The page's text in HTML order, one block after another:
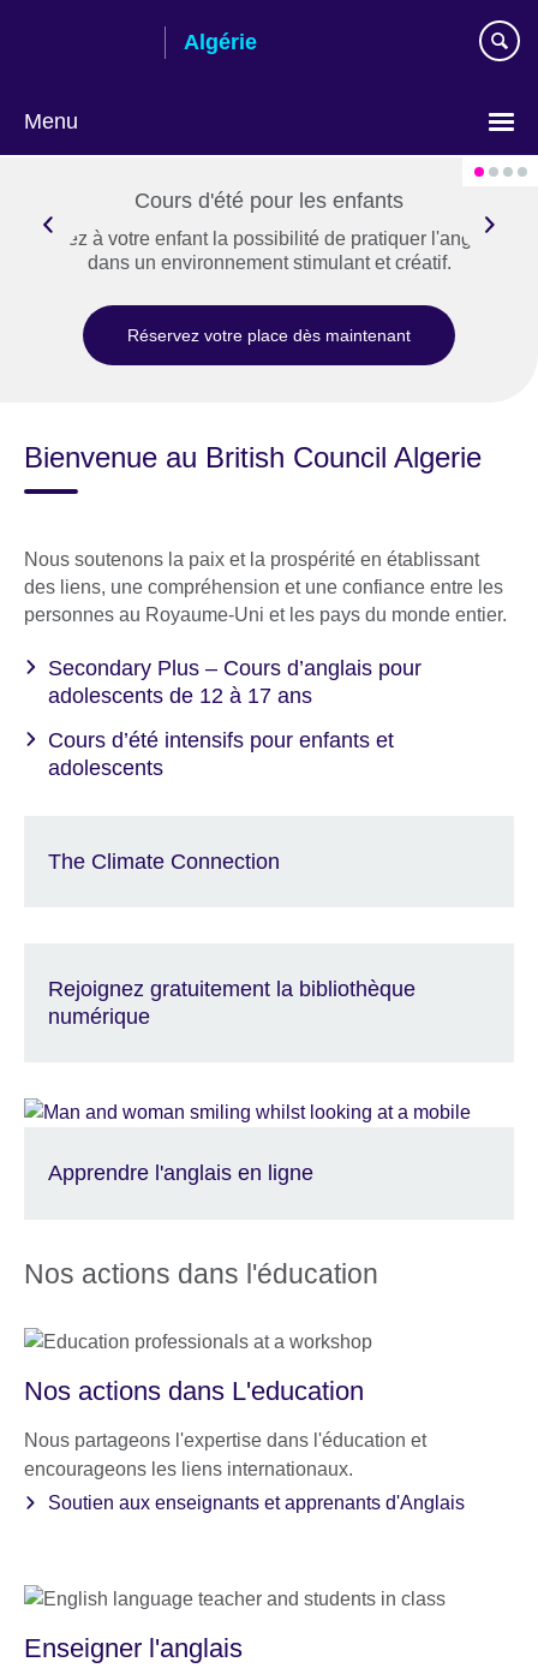
Algérie
Menu
language
Cours d'été pour les enfants
Offrez à votre enfant la possibilité de pratiquer l'anglais
dans un environnement stimulant et créatif.
Réservez votre place dès maintenant
Bienvenue au British Council Algerie
Nous soutenons la paix et la prospérité en établissant
des liens, une compréhension et une confiance entre les
personnes au Royaume-Uni et les pays du monde entier.
Secondary Plus – Cours d’anglais pour
adolescents de 12 à 17 ans
Cours d’été intensifs pour enfants et
adolescents
The Climate Connection
Rejoignez gratuitement la bibliothèque
numérique
Apprendre l'anglais en ligne
Nos actions dans l'éducation
Nos actions dans L'education
Nous partageons l'expertise dans l'éducation et
encourageons les liens internationaux.
Soutien aux enseignants et apprenants d'Anglais
Enseigner l'anglais